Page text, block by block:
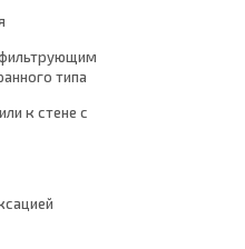
типа
к стене с